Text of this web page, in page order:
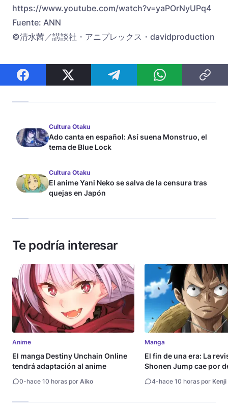
https://www.youtube.com/watch?v=yaPOrNyUPq4
Fuente: ANN
©清水茜／講談社・アニプレックス・davidproduction
Cultura Otaku
Ado canta en español: Así suena Monstruo, el
tema de Blue Lock
Cultura Otaku
El anime Yani Neko se salva de la censura tras
quejas en Japón
Te podría interesar
Anime
El manga Destiny Unchain Online
tendrá adaptación al anime
0-hace 10 horas por Aiko
Manga
El fin de una era: La
Shonen Jump cae por
4-hace 10 horas por Kenji